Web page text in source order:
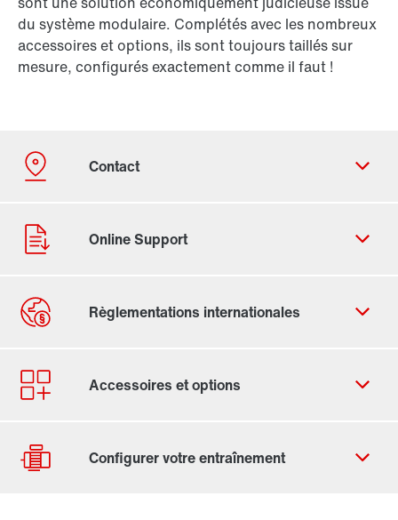
du système modulaire. Complétés avec les nombreux
accessoires et options, ils sont toujours taillés sur
mesure, configurés exactement comme il faut !
Formulaire de contact
Trouvez votre Drive Service Partner